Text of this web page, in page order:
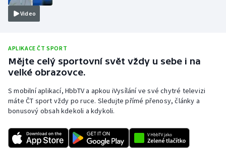
Ragby
Rychlobruslení
Rychlostní kanoistika
Sportovní střelba
Video
APLIKACE ČT SPORT
Mějte celý sportovní svět vždy u sebe i na
velké obrazovce.
S mobilní aplikací, HbbTV a apkou iVysílání ve své chytré televizi
máte ČT sport vždy po ruce. Sledujte přímé přenosy, články a
bonusový obsah kdekoli a kdykoli.